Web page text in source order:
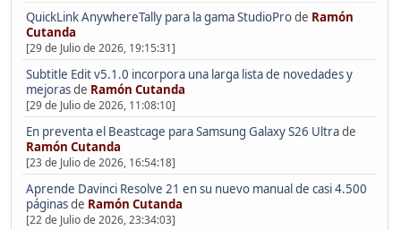
QuickLink AnywhereTally para la gama StudioProde Ramón
Cutanda
[29 de Julio de 2026, 19:15:31]
Subtitle Edit v5.1.0 incorpora una larga lista de novedades y
mejorasde Ramón Cutanda
[29 de Julio de 2026, 11:08:10]
En preventa el Beastcage para Samsung Galaxy S26 Ultrade
Ramón Cutanda
[23 de Julio de 2026, 16:54:18]
Aprende Davinci Resolve 21 en su nuevo manual de casi 4.500
páginasde Ramón Cutanda
[22 de Julio de 2026, 23:34:03]